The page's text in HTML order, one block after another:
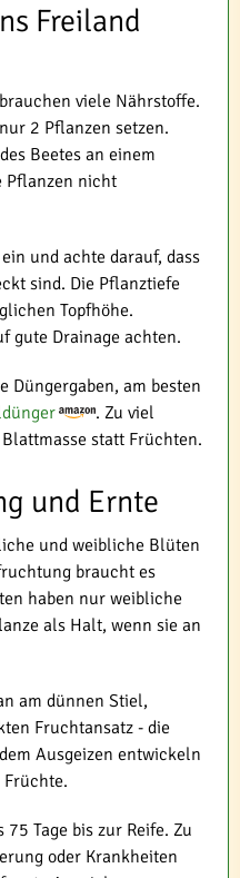
Freiland
viele Nährstoffe.
2 Pflanzen setzen.
Beetes an einem
Pflanzen nicht
und achte darauf, dass
sind. Die Pflanztiefe
Topfhöhe.
gute Drainage achten.
Düngergaben, am besten
. Zu viel
statt Früchten.
und Ernte
und weibliche Blüten
braucht es
haben nur weibliche
als Halt, wenn sie an
am dünnen Stiel,
Fruchtansatz - die
Ausgeizen entwickeln
Tage bis zur Reife. Zu
oder Krankheiten